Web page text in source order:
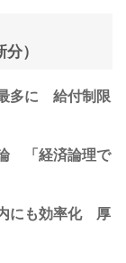
）
多に 給付制限
「経済論理で
にも効率化 厚